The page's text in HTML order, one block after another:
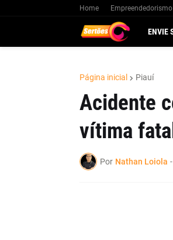
Home
ENVIE
Página inicial Piauí
Acidente
vítima
Por Nathan Loiola -